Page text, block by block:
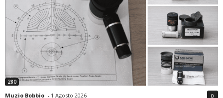
280
Muzio Bobbio - 1 Agosto 2026 0